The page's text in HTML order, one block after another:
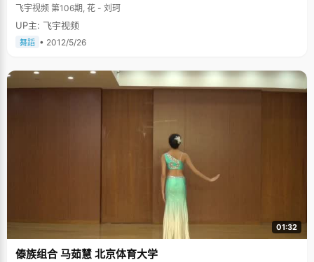
飞宇视频 第106期, 花 - 刘珂
UP主: 飞宇视频
舞蹈 • 2012/5/26
01:32
傣族组合 马茹慧 北京体育大学